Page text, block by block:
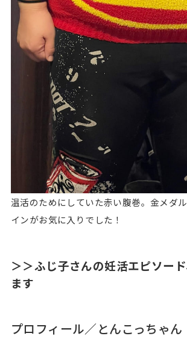
温活のためにしていた赤い腹巻。金メダ
インがお気に入りでした！
＞＞ふじ子さんの妊活エピソー
ます
プロフィール／とんこっちゃ